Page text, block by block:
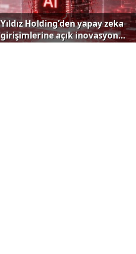
Yıldız Holding’den yapay zeka
girişimlerine açık inovasyon